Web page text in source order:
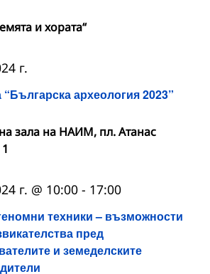
и хората“
археология 2023”
г.
зала на НАИМ, пл. Атанас
техники – възможности
пред
и земеделските
г. @ 10:00 - 17:00